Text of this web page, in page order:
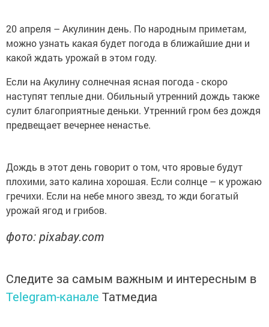
20 апреля – Акулинин день. По народным приметам,
можно узнать какая будет погода в ближайшие дни и
какой ждать урожай в этом году.
Если на Акулину солнечная ясная погода - скоро
наступят теплые дни. Обильный утренний дождь также
сулит благоприятные деньки. Утренний гром без дождя
предвещает вечернее ненастье.
Дождь в этот день говорит о том, что яровые будут
плохими, зато калина хорошая. Если солнце – к урожаю
гречихи. Если на небе много звезд, то жди богатый
урожай ягод и грибов.
фото: pixabay.com
Следите за самым важным и интересным в
Telegram-канале Татмедиа